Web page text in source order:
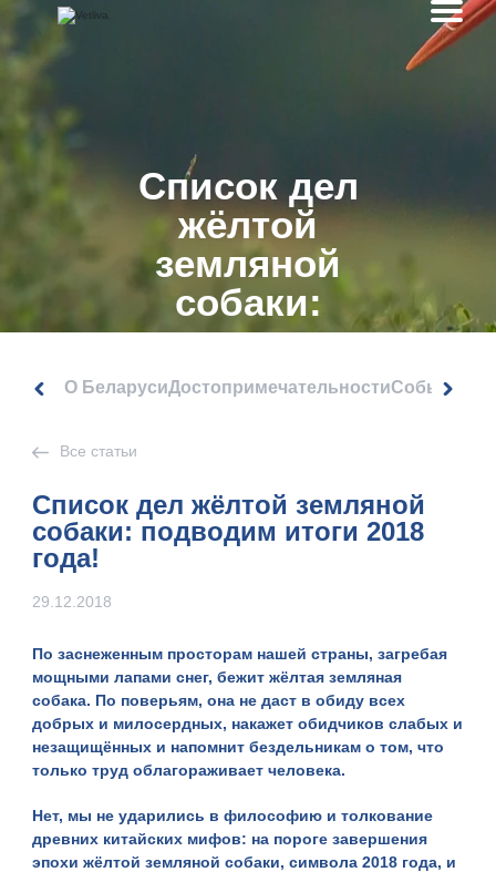
Список дел
жёлтой
земляной
собаки:
подводим итоги
2018 года!
О БеларусиДостопримечательностиСобытия
Все статьи
Список дел жёлтой земляной
собаки: подводим итоги 2018
года!
29.12.2018
По заснеженным просторам нашей страны, загребая
мощными лапами снег, бежит жёлтая земляная
собака. По поверьям, она не даст в обиду всех
добрых и милосердных, накажет обидчиков слабых и
незащищённых и напомнит бездельникам о том, что
только труд облагораживает человека.
Нет, мы не ударились в философию и толкование
древних китайских мифов: на пороге завершения
эпохи жёлтой земляной собаки, символа 2018 года, и